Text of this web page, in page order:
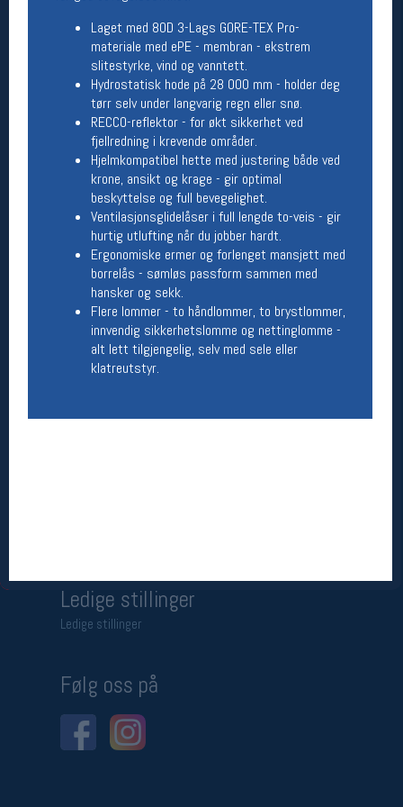
Laget med 80D 3-Lags GORE-TEX Pro-
materiale med ePE - membran - ekstrem
slitestyrke, vind og vanntett.
Hydrostatisk hode på 28 000 mm - holder deg
tørr selv under langvarig regn eller snø.
RECCO-reflektor - for økt sikkerhet ved
fjellredning i krevende områder.
Hjelmkompatibel hette med justering både ved
krone, ansikt og krage - gir optimal
beskyttelse og full bevegelighet.
Ventilasjonsglidelåser i full lengde to-veis - gir
hurtig utlufting når du jobber hardt.
Ergonomiske ermer og forlenget mansjett med
borrelås - sømløs passform sammen med
hansker og sekk.
Flere lommer - to håndlommer, to brystlommer,
innvendig sikkerhetslomme og nettinglomme -
alt lett tilgjengelig, selv med sele eller
klatreutstyr.
Åpningstider butikk
Man-Fredag:
11-18
Lørdag:
11-16
Team Oslo Sportslager
Magasinet
Medlemstilbud og aktiviteter
MELD DEG INN GRATIS
Åpningstider verkstedet
Man-Fredag:
Lørdag:
11-16
Om verkstedet
For å bestille time må du logge inn i
nettbutikken og trykke på den nederste blå
Ledige stillinger
Ledige stillinger
Følg oss på